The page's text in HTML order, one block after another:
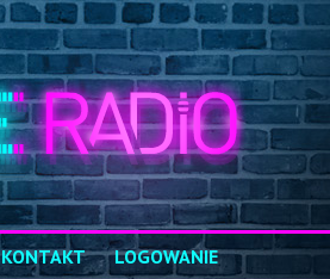
KONTAKT LOGOWANIE